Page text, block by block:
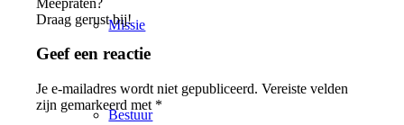
Missie
Bestuur
Draag gerust bij!
Geef een reactie
Je e-mailadres wordt niet gepubliceerd. Vereiste velden
zijn gemarkeerd met *